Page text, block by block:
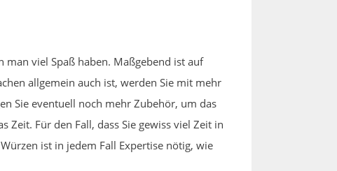
viel Spaß haben. Maßgebend ist auf
allgemein auch ist, werden Sie mit mehr
Sie eventuell noch mehr Zubehör, um das
Zeit. Für den Fall, dass Sie gewiss viel Zeit in
ist in jedem Fall Expertise nötig, wie